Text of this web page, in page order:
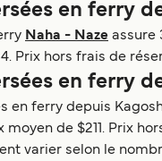
en ferry
Naha - Naze assure
Prix hors frais de
en ferry
en ferry depuis
moyen de $211. Prix
varier selon le